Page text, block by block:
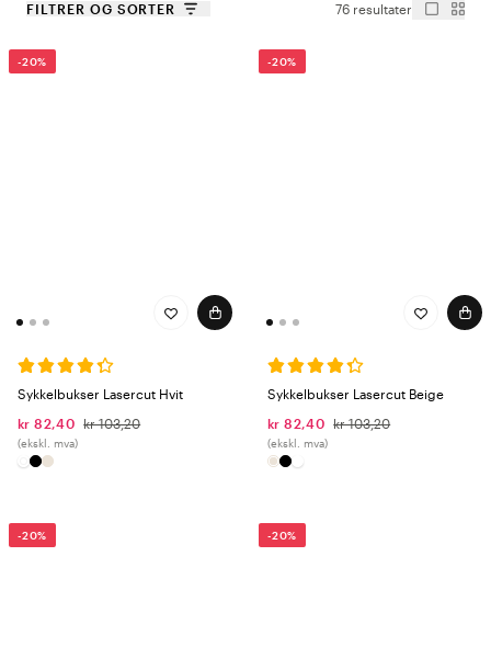
FILTRER OG SORTER 76 resultater
-20%
Sykkelbukser Lasercut Hvit
kr 82,40 kr 103,20
(ekskl. mva)
-20%
Sykkelbukser Lasercut Beige
kr 82,40 kr 103,20
(ekskl. mva)
-20% -20%